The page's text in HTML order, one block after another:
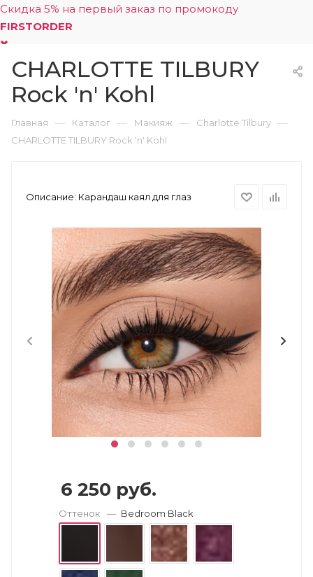
Скидка 5% на первый заказ по промокоду
FIRSTORDER
0
CHARLOTTE TILBURY
Rock 'n' Kohl
Главная — Каталог — Макияж — Charlotte Tilbury —
CHARLOTTE TILBURY Rock 'n' Kohl
Описание: Карандаш каял для глаз
6 250 руб.
Оттенок — Bedroom Black